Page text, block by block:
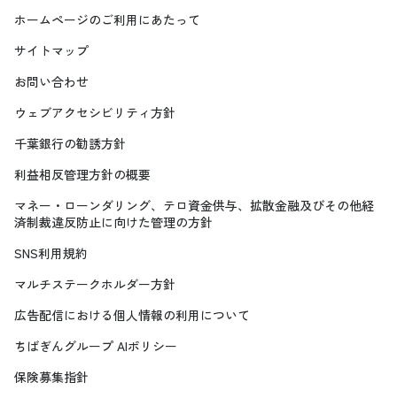
ホームページのご利用にあたって
サイトマップ
お問い合わせ
ウェブアクセシビリティ方針
千葉銀行の勧誘方針
利益相反管理方針の概要
マネー・ローンダリング、テロ資金供与、拡散金融及びその他経
済制裁違反防止に向けた管理の方針
SNS利用規約
マルチステークホルダー方針
広告配信における個人情報の利用について
ちばぎんグループ AIポリシー
保険募集指針